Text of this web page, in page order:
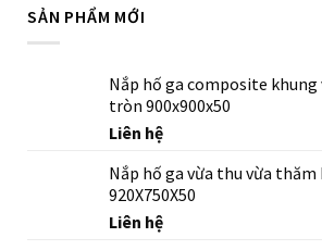
SẢN PHẨM MỚI
Nắp hố ga composite
tròn 900x900x50
Liên hệ
Nắp hố ga vừa thu vừa thăm
920X750X50
Liên hệ